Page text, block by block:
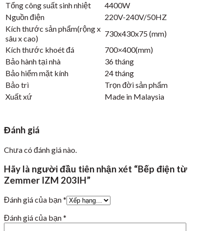
Tổng công suất sinh nhiệt
4400W
Nguồn điện
220V-240V/50HZ
Kích thước sản phẩm(rộng x
sâu x cao)
730x430x75 (mm)
Kích thước khoét đá
700×400(mm)
Bảo hành tại nhà
36 tháng
Bảo hiểm mặt kính
24 tháng
Bảo trì
Trọn đời sản phẩm
Xuất xứ
Made in Malaysia
Đánh giá
Chưa có đánh giá nào.
Hãy là người đầu tiên nhận xét “Bếp điện từ
Zemmer IZM 203IH”
Đánh giá của bạn*
Đánh giá của bạn*